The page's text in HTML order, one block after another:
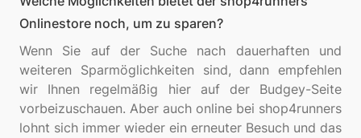
Onlinestore noch, um zu sparen?
Wenn Sie auf der Suche nach dauerhaften und
weiteren Sparmöglichkeiten sind, dann empfehlen
wir Ihnen regelmäßig hier auf der Budgey-Seite
vorbeizuschauen. Aber auch online bei shop4runners
lohnt sich immer wieder ein erneuter Besuch und das